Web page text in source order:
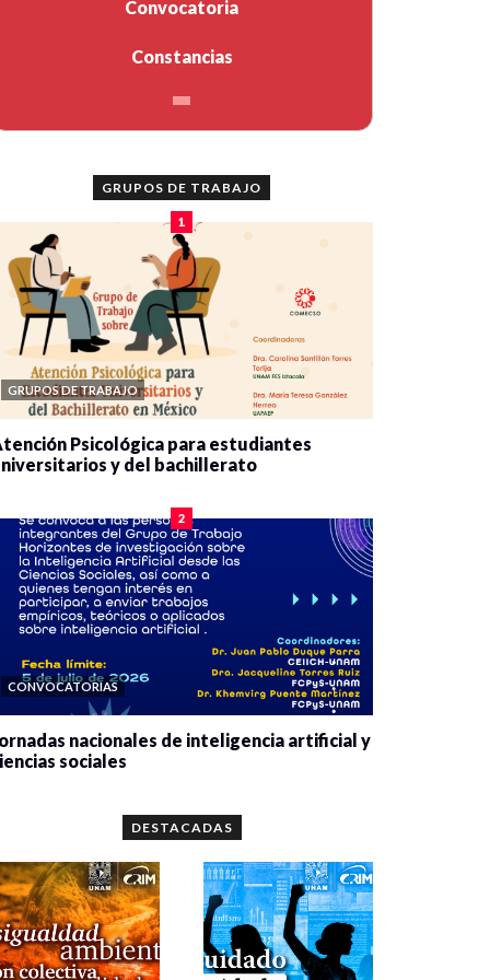
Convocatoria
Constancias
GRUPOS DE TRABAJO
1
GRUPOS DE TRABAJO
Psicológica para estudiantes
y del bachillerato
2
CONVOCATORIAS
nacionales de inteligencia artificial y
sociales
DESTACADAS